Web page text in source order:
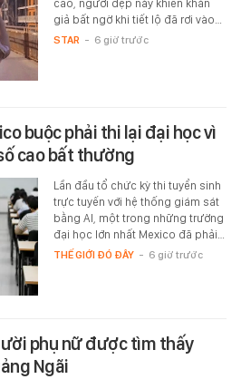
cao, người đẹp này khiến khán
giả bất ngờ khi tiết lộ đã rơi vào…
STAR - 6 giờ trước
buộc phải thi lại đại học vì
cao bất thường
Lần đầu tổ chức kỳ thi tuyển sinh
trực tuyến với hệ thống giám sát
bằng AI, một trong những trường
đại học lớn nhất Mexico đã phải…
THẾ GIỚI ĐÓ ĐÂY - 6 giờ trước
phụ nữ được tìm thấy
Ngãi